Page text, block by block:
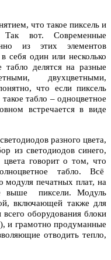
что такое пиксель и
Так вот. Современные
из этих элементов
себя один или несколько
табло делятся на разные
двухцветными,
что если пиксель
табло – одноцветное
встречается в виде
разного цвета,
из светодиодов синего,
цвета говорит о том, что
табло. Всё
модуля печатных плат, на
выше пиксели. Модуль
включающей также для
оборудования блоки
и грамотно продуманные
отводить тепло,